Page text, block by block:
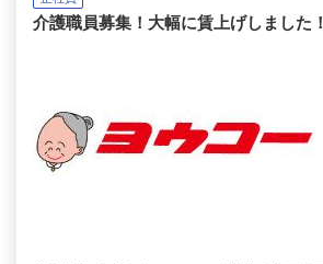
介護職員募集！大幅に賃上げしました！